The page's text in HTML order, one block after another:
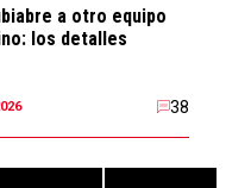
a otro equipo
los detalles
38